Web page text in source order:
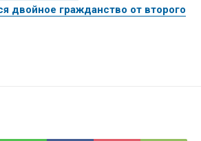
двойное гражданство от второго